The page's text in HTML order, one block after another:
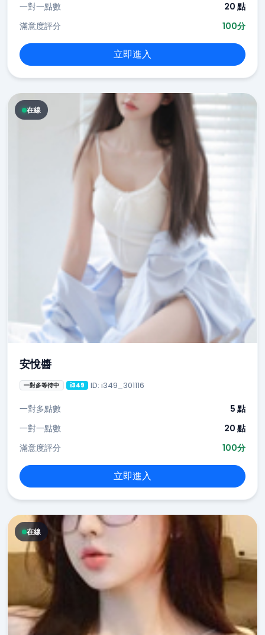
一對一點數
20 點
滿意度評分
100分
立即進入
在線
安悅醬
一對多等待中 i349 ID: i349_301116
一對多點數
5 點
一對一點數
20 點
滿意度評分
100分
立即進入
在線